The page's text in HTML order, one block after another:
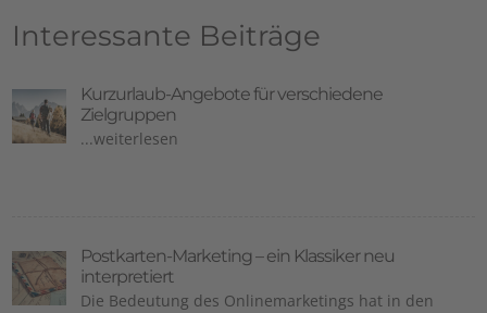
Interessante Beiträge
Kurzurlaub-Angebote für verschiedene
Zielgruppen
...weiterlesen
Postkarten-Marketing – ein Klassiker neu
interpretiert
Die Bedeutung des Onlinemarketings hat in den